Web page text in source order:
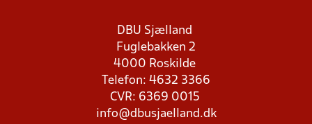
DBU Sjælland
Fuglebakken 2
4000 Roskilde
Telefon: 4632 3366
CVR: 6369 0015
info@dbusjaelland.dk